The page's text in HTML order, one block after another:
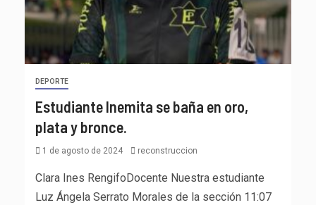
DEPORTE
Estudiante Inemita se baña en oro,
plata y bronce.
1 de agosto de 2024 reconstruccion
Clara Ines RengifoDocente Nuestra estudiante
Luz Ángela Serrato Morales de la sección 11:07